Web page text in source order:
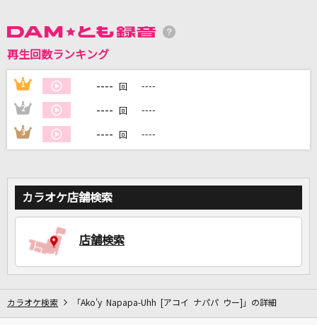
あいつら全員同窓会
DAMの新曲・ランキングなど
カラオケ最新情報をチェック！
カラオケをもっと楽しもう！
再生回数ランキング
1 ---- 回 ----
2 ---- 回 ----
3 ---- 回 ----
カラオケ店舗検索
店舗検索
カラオケ検索 「Ako'y Napapa-Uhh [アコイ ナパパ ウー]」の詳細